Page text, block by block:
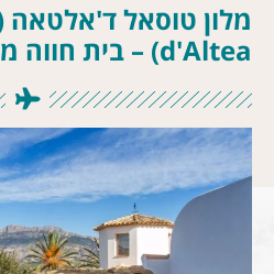
d'Altea) – בית חווה משפחתי בספרד